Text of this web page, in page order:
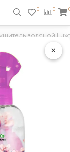
×
0 0
водяной